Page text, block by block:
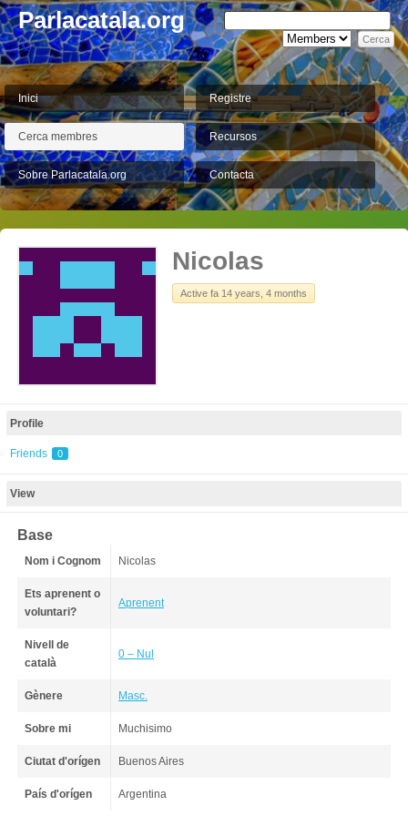
Parlacatala.org
Inici Registre
Cerca membres Recursos
Sobre Parlacatala.org Contacta
Nicolas
Active fa 14 years, 4 months
Profile
Friends 0
View
Base
Nom i Cognom Nicolas
Ets aprenent o
voluntari?
Aprenent
Nivell de
català
0 – Nul
Gènere Masc.
Sobre mi Muchisimo
Ciutat d'orígen Buenos Aires
País d'orígen Argentina